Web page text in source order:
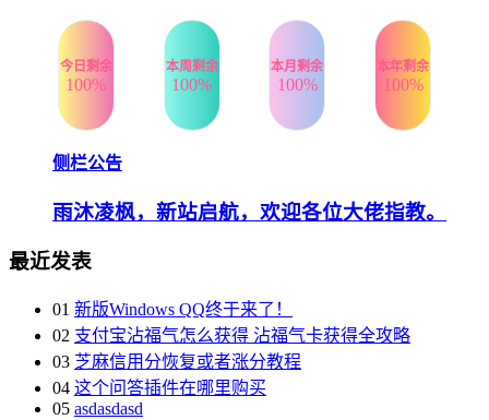
今日剩余
100%
本周剩余
100%
本月剩余
100%
本年剩余
100%
侧栏公告
雨沐凌枫，新站启航，欢迎各位大佬指教。
最近发表
01 新版Windows QQ终于来了！
02 支付宝沾福气怎么获得 沾福气卡获得全攻略
03 芝麻信用分恢复或者涨分教程
04 这个问答插件在哪里购买
05 asdasdasd